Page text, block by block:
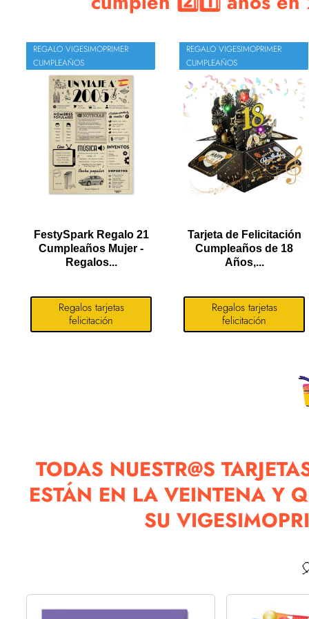
REGALO VIGESIMOPRIMER
CUMPLEAÑOS
FestySpark Regalo 21
Cumpleaños Mujer -
Regalos...
Regalos tarjetas
felicitación
REGALO VIGESIMOPRIMER
CUMPLEAÑOS
Tarjeta de Felicitación
Cumpleaños de 18
Años,...
Regalos tarjetas
felicitación
TODAS NUESTR@S
ESTÁN EN LA VEINTENA Y
SU